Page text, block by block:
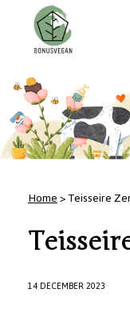
Home> Teisseire
14 DECEMBER 2023